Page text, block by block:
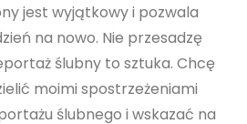
jest wyjątkowy i pozwala
na nowo. Nie przesadzę
ślubny to sztuka. Chcę
moimi spostrzeżeniami
ślubnego i wskazać na